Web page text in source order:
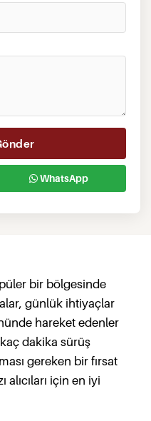
WhatsApp
bir bölgesinde
günlük ihtiyaçlar
hareket edenler
dakika sürüş
gereken bir fırsat
alıcıları için en iyi